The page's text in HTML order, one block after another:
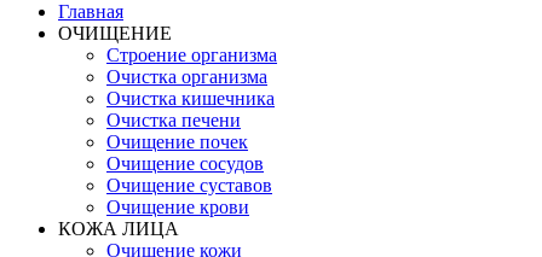
Главная
ОЧИЩЕНИЕ
Строение организма
Очистка организма
Очистка кишечника
Очистка печени
Очищение почек
Очищение сосудов
Очищение суставов
Очищение крови
КОЖА ЛИЦА
Очищение кожи